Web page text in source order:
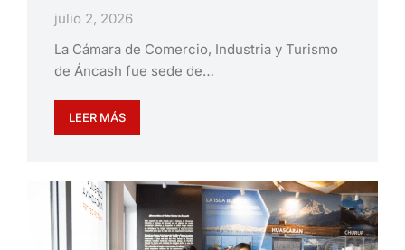
julio 2, 2026
La Cámara de Comercio, Industria y Turismo
de Áncash fue sede de…
LEER MÁS